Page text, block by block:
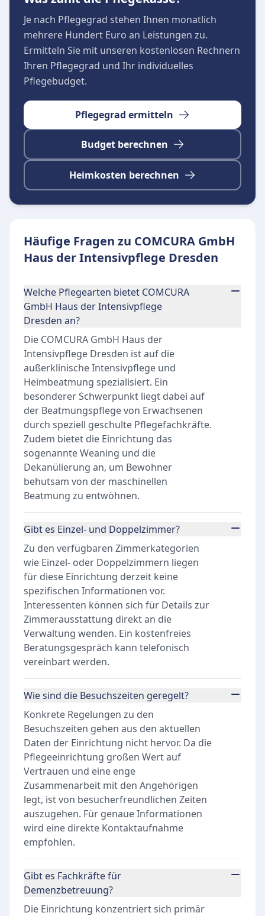
Je nach Pflegegrad stehen Ihnen monatlich
mehrere Hundert Euro an Leistungen zu.
Ermitteln Sie mit unseren kostenlosen Rechnern
Ihren Pflegegrad und Ihr individuelles
Pflegebudget.
Pflegegrad ermitteln
Budget berechnen
Heimkosten berechnen
Häufige Fragen zu COMCURA GmbH
Haus der Intensivpflege Dresden
Welche Pflegearten bietet COMCURA
GmbH Haus der Intensivpflege
Dresden an?
Die COMCURA GmbH Haus der
Intensivpflege Dresden ist auf die
außerklinische Intensivpflege und
Heimbeatmung spezialisiert. Ein
besonderer Schwerpunkt liegt dabei auf
der Beatmungspflege von Erwachsenen
durch speziell geschulte Pflegefachkräfte.
Zudem bietet die Einrichtung das
sogenannte Weaning und die
Dekanülierung an, um Bewohner
behutsam von der maschinellen
Beatmung zu entwöhnen.
Gibt es Einzel- und Doppelzimmer?
Zu den verfügbaren Zimmerkategorien
wie Einzel- oder Doppelzimmern liegen
für diese Einrichtung derzeit keine
spezifischen Informationen vor.
Interessenten können sich für Details zur
Zimmerausstattung direkt an die
Verwaltung wenden. Ein kostenfreies
Beratungsgespräch kann telefonisch
vereinbart werden.
Wie sind die Besuchszeiten geregelt?
Konkrete Regelungen zu den
Besuchszeiten gehen aus den aktuellen
Daten der Einrichtung nicht hervor. Da die
Pflegeeinrichtung großen Wert auf
Vertrauen und eine enge
Zusammenarbeit mit den Angehörigen
legt, ist von besucherfreundlichen Zeiten
auszugehen. Für genaue Informationen
wird eine direkte Kontaktaufnahme
empfohlen.
Gibt es Fachkräfte für
Demenzbetreuung?
Die Einrichtung konzentriert sich primär